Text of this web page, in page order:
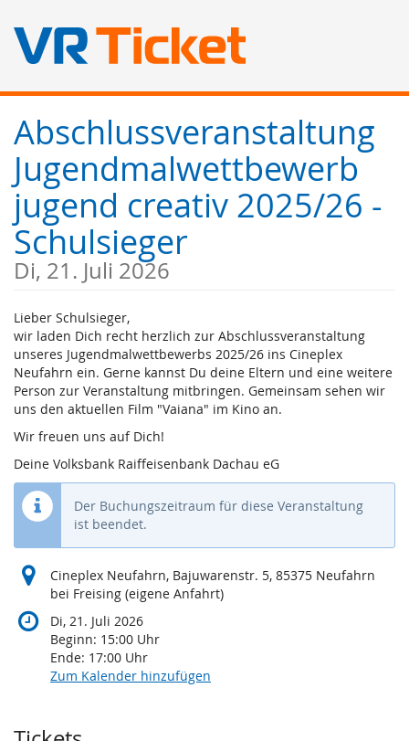
Haupt-
Inhalt
springen
Abschlussveranstaltung
Jugendmalwettbewerb
jugend creativ 2025/26 -
Schulsieger
Di, 21. Juli 2026
Lieber Schulsieger,
wir laden Dich recht herzlich zur Abschlussveranstaltung
unseres Jugendmalwettbewerbs 2025/26 ins Cineplex
Neufahrn ein. Gerne kannst Du deine Eltern und eine weitere
Person zur Veranstaltung mitbringen. Gemeinsam sehen wir
uns den aktuellen Film "Vaiana" im Kino an.
Wir freuen uns auf Dich!
Deine Volksbank Raiffeisenbank Dachau eG
Der Buchungszeitraum für diese Veranstaltung
ist beendet.
Cineplex Neufahrn, Bajuwarenstr. 5, 85375 Neufahrn
bei Freising (eigene Anfahrt)
Di, 21. Juli 2026
Beginn: 15:00 Uhr
Ende: 17:00 Uhr
Zum Kalender hinzufügen